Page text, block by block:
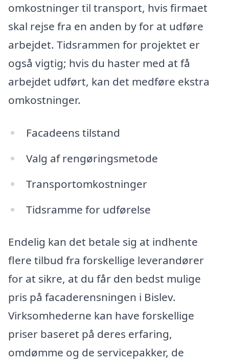
omkostninger til transport, hvis firmaet
skal rejse fra en anden by for at udføre
arbejdet. Tidsrammen for projektet er
også vigtig; hvis du haster med at få
arbejdet udført, kan det medføre ekstra
omkostninger.
Facadeens tilstand
Valg af rengøringsmetode
Transportomkostninger
Tidsramme for udførelse
Endelig kan det betale sig at indhente
flere tilbud fra forskellige leverandører
for at sikre, at du får den bedst mulige
pris på facaderensningen i Bislev.
Virksomhederne kan have forskellige
priser baseret på deres erfaring,
omdømme og de servicepakker, de